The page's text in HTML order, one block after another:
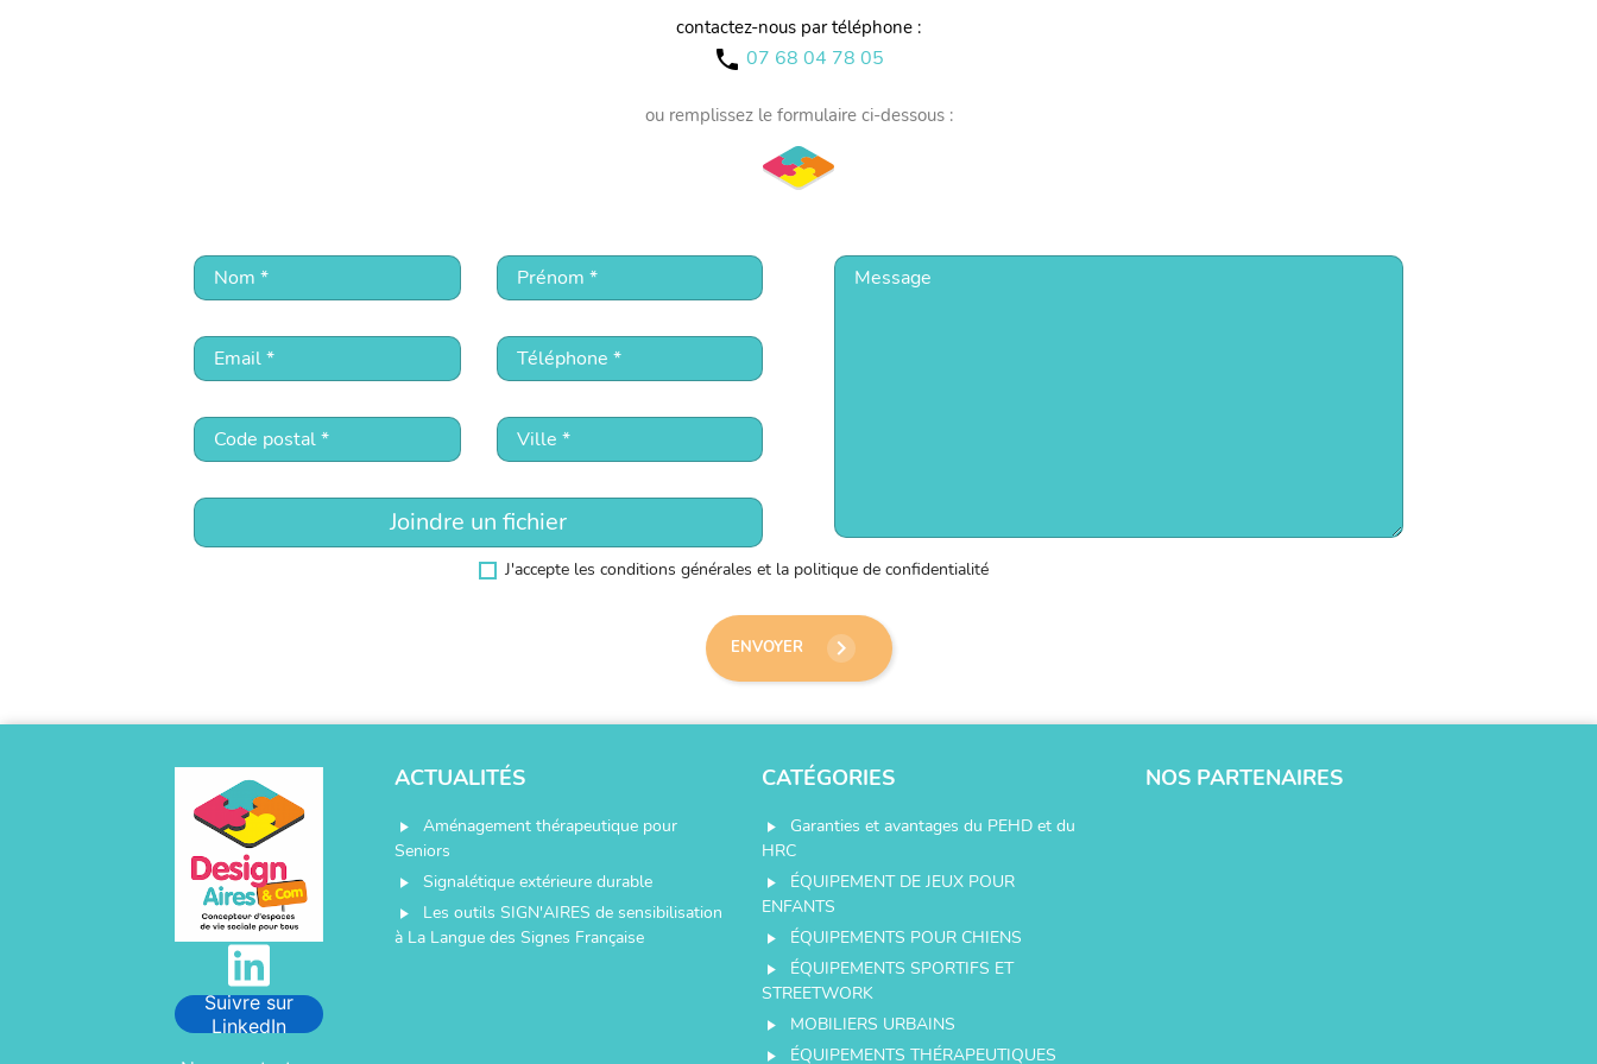
contactez-nous par téléphone :
call 07 68 04 78 05
ou remplissez le formulaire ci-dessous :
Joindre un fichier
J'accepte les conditions générales et la politique de confidentialité
ENVOYER keyboard_arrow_right
Suivre sur
LinkedIn
ACTUALITÉS
play_arrow
Aménagement thérapeutique pour
Seniors
play_arrow Signalétique extérieure durable
play_arrow
Les outils SIGN'AIRES de sensibilisation
à La Langue des Signes Française
CATÉGORIES
play_arrow
Garanties et avantages du PEHD et du
HRC
play_arrow
ÉQUIPEMENT DE JEUX POUR
ENFANTS
play_arrow ÉQUIPEMENTS POUR CHIENS
play_arrow
ÉQUIPEMENTS SPORTIFS ET
STREETWORK
play_arrow MOBILIERS URBAINS
play_arrow ÉQUIPEMENTS THÉRAPEUTIQUES
NOS PARTENAIRES